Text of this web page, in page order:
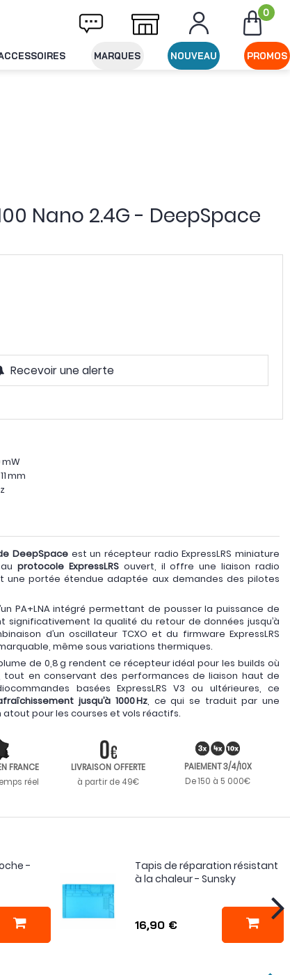
offerte dès 49€ d'achat 0
MARQUES NOUVEAU PROMOS
Nano 2.4G - DeepSpace
Recevoir une alerte
mm
DeepSpaceest un récepteur radio ExpressLRS miniature
protocole ExpressLRSouvert, il offre une liaison radio
une portée étendue adaptée aux demandes des pilotes
PA+LNA intégré permettant de pousser la puissance de
significativement la qualité du retour de données jusqu’à
d’un oscillateur TCXO et du firmware ExpressLRS
même sous variations thermiques.
de 0,8 g rendent ce récepteur idéal pour les builds où
tout en conservant des performances de liaison haut de
basées ExpressLRS V3 ou ultérieures, ce
jusqu’à 1000 Hz, ce qui se traduit par une
pour les courses et vols réactifs.
FRANCE
réel
LIVRAISON OFFERTE
à partir de 49€
PAIEMENT 3/4/10X
De 150 à 5 000€
-
Tapis de réparation résistant
à la chaleur - Sunsky
16,90 €